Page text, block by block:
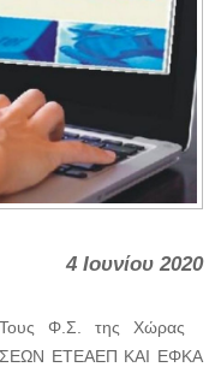
4 Ιουνίου 2020
Φ.Σ. της Χώρας
ΕΤΕΑΕΠ ΚΑΙ ΕΦΚΑ